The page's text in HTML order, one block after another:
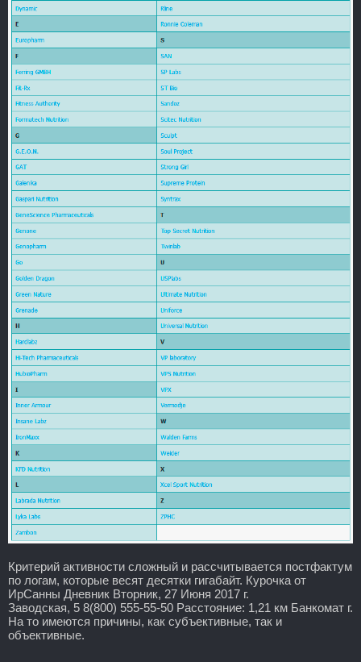
Критерий активности сложный и рассчитывается постфактум
по логам, которые весят десятки гигабайт. Курочка от
ИрСанны Дневник Вторник, 27 Июня 2017 г.
Заводская, 5 8(800) 555-55-50 Расстояние: 1,21 км Банкомат г.
На то имеются причины, как субъективные, так и
объективные.